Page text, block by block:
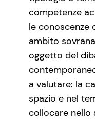
competenze
le conoscenze
ambito
oggetto del
a valutare: la
spazio e nel
collocare nello